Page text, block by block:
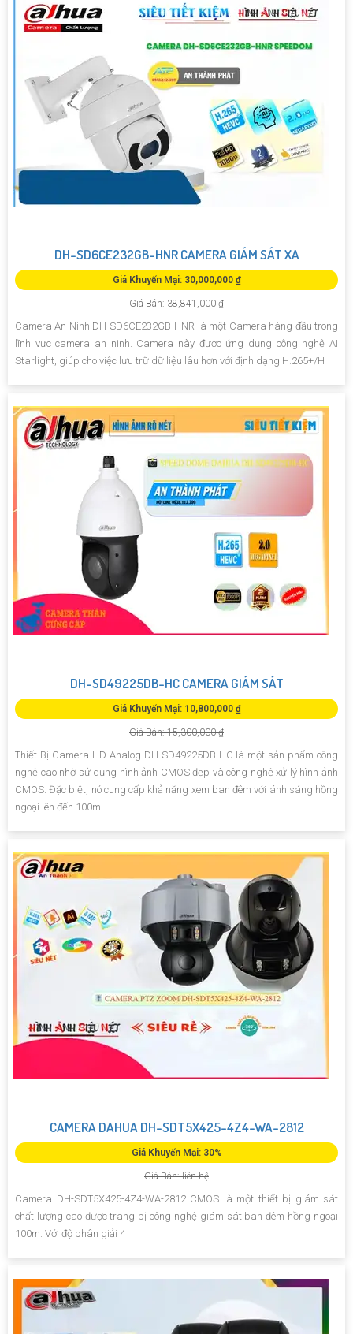
DH-SD6CE232GB-HNR CAMERA GIÁM SÁT XA
Giá Khuyến Mại: 30,000,000 ₫
Giá Bán: 38,841,000 ₫
Camera An Ninh DH-SD6CE232GB-HNR là một Camera hàng đầu trong
lĩnh vực camera an ninh. Camera này được ứng dụng công nghệ AI
Starlight, giúp cho việc lưu trữ dữ liệu lâu hơn với định dạng H.265+/H
DH-SD49225DB-HC CAMERA GIÁM SÁT
Giá Khuyến Mại: 10,800,000 ₫
Giá Bán: 15,300,000 ₫
Thiết Bị Camera HD Analog DH-SD49225DB-HC là một sản phẩm công
nghệ cao nhờ sử dụng hình ảnh CMOS đẹp và công nghệ xử lý hình ảnh
CMOS. Đặc biệt, nó cung cấp khả năng xem ban đêm với ánh sáng hồng
ngoại lên đến 100m
CAMERA DAHUA DH-SDT5X425-4Z4-WA-2812
Giá Khuyến Mại: 30%
Giá Bán: liên hệ
Camera DH-SDT5X425-4Z4-WA-2812 CMOS là một thiết bị giám sát
chất lượng cao được trang bị công nghệ giám sát ban đêm hồng ngoại
100m. Với độ phân giải 4